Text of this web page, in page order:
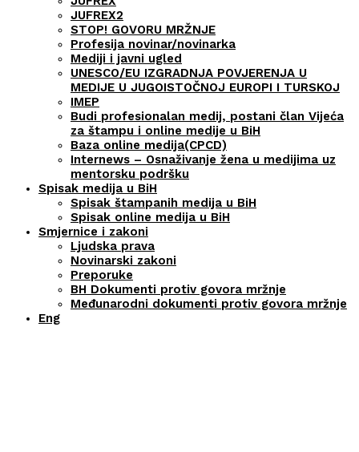
JUFREX2
STOP! GOVORU MRŽNJE
Profesija novinar/novinarka
Mediji i javni ugled
UNESCO/EU IZGRADNJA POVJERENJA U
MEDIJE U JUGOISTOČNOJ EUROPI I TURSKOJ
IMEP
Budi profesionalan medij, postani član Vijeća
za štampu i online medije u BiH
Baza online medija(CPCD)
Internews – Osnaživanje žena u medijima uz
mentorsku podršku
Spisak medija u BiH
Spisak štampanih medija u BiH
Spisak online medija u BiH
Smjernice i zakoni
Ljudska prava
Novinarski zakoni
Preporuke
BH Dokumenti protiv govora mržnje
Međunarodni dokumenti protiv govora mržnje
Eng